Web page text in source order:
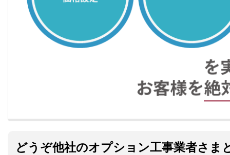
どうぞ他社のオプション工事業者さま